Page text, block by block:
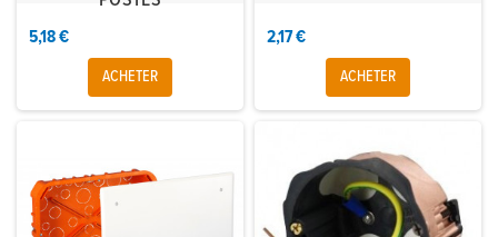
5,18 €
ACHETER
2,17 €
ACHETER